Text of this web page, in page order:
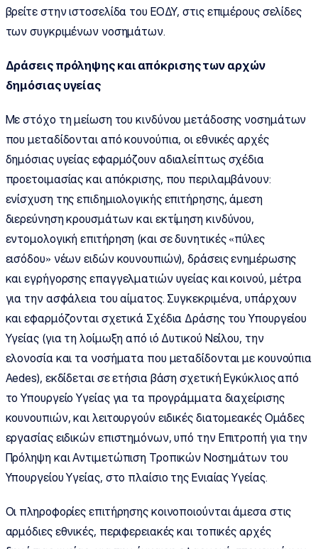
βρείτε στην ιστοσελίδα του ΕΟΔΥ, στις επιμέρους σελίδες
των συγκριμένων νοσημάτων.
Δράσεις πρόληψης και απόκρισης των αρχών
δημόσιας υγείας
Με στόχο τη μείωση του κινδύνου μετάδοσης νοσημάτων
που μεταδίδονται από κουνούπια, οι εθνικές αρχές
δημόσιας υγείας εφαρμόζουν αδιαλείπτως σχέδια
προετοιμασίας και απόκρισης, που περιλαμβάνουν:
ενίσχυση της επιδημιολογικής επιτήρησης, άμεση
διερεύνηση κρουσμάτων και εκτίμηση κινδύνου,
εντομολογική επιτήρηση (και σε δυνητικές «πύλες
εισόδου» νέων ειδών κουνουπιών), δράσεις ενημέρωσης
και εγρήγορσης επαγγελματιών υγείας και κοινού, μέτρα
για την ασφάλεια του αίματος. Συγκεκριμένα, υπάρχουν
και εφαρμόζονται σχετικά Σχέδια Δράσης του Υπουργείου
Υγείας (για τη λοίμωξη από ιό Δυτικού Νείλου, την
ελονοσία και τα νοσήματα που μεταδίδονται με κουνούπια
Aedes), εκδίδεται σε ετήσια βάση σχετική Εγκύκλιος από
το Υπουργείο Υγείας για τα προγράμματα διαχείρισης
κουνουπιών, και λειτουργούν ειδικές διατομεακές Ομάδες
εργασίας ειδικών επιστημόνων, υπό την Επιτροπή για την
Πρόληψη και Αντιμετώπιση Τροπικών Νοσημάτων του
Υπουργείου Υγείας, στο πλαίσιο της Ενιαίας Υγείας.
Οι πληροφορίες επιτήρησης κοινοποιούνται άμεσα στις
αρμόδιες εθνικές, περιφερειακές και τοπικές αρχές